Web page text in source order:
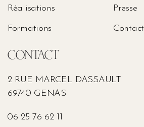
Réalisations
Formations
Presse
Contact
CONTACT
2 RUE MARCEL DASSAULT
69740 GENAS
06 25 76 62 11